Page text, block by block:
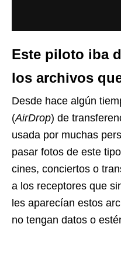
Este piloto iba
los archivos
Desde hace algún
(AirDrop) de
usada por muchas
pasar fotos de este
cines, conciertos o
a los receptores que
les aparecían estos
no tengan datos o